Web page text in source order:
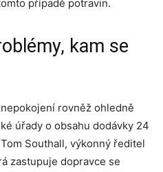
případě potravin.
kam se
rovněž ohledně
úřady o obsahu dodávky 24
Southall, výkonný ředitel
zastupuje dopravce se